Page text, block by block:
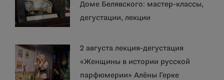
Доме Белявского: мастер-классы,
дегустации, лекции
2 августа лекция-дегустация
«Женщины в истории русской
парфюмерии» Алёны Герке